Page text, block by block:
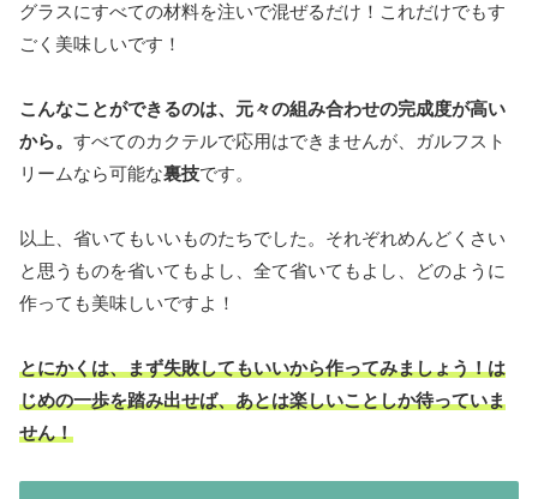
グラスにすべての材料を注いで混ぜるだけ！これだけでもす
ごく美味しいです！
こんなことができるのは、元々の組み合わせの完成度が高い
から。 すべてのカクテルで応用はできませんが、ガルフスト
リームなら可能な裏技です。
以上、省いてもいいものたちでした。それぞれめんどくさい
と思うものを省いてもよし、全て省いてもよし、どのように
作っても美味しいですよ！
とにかくは、まず失敗してもいいから作ってみましょう！は
じめの一歩を踏み出せば、あとは楽しいことしか待っていま
せん！